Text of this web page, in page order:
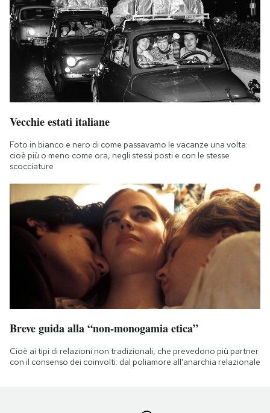
Vecchie estati italiane
Foto in bianco e nero di come passavamo le vacanze una volta:
cioè più o meno come ora, negli stessi posti e con le stesse
scocciature
Breve guida alla “non-monogamia etica”
Cioè ai tipi di relazioni non tradizionali, che prevedono più partner
con il consenso dei coinvolti: dal poliamore all'anarchia relazionale